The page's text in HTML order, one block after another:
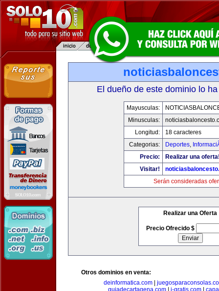
El dueño de este dominio lo
Mayusculas:
Minusculas:
Longitud:
18 caracteres
Categorias:
Deportes,
Precio:
Realizar una
Visitar!
Serán consideradas
Realizar una Oferta
Precio Ofrecido $
Otros dominios en venta:
deinformatica.com
guiadecartagena.com| i-gratis.com|